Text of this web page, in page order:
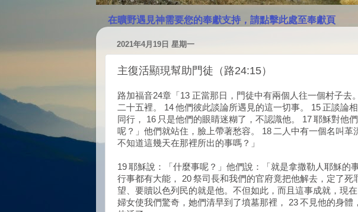
在曠野遇見神需要您的奉獻支持，請點擊此處至奉獻頁
2021年4月19日 星期一
主復活顯現幫助門徒（路24:15）
路加福音24章「13 正當那日，門徒中有兩個人往一個村子去
二十五裡。 14 他們彼此談論所遇見的這一切事。 15 正談論
同行， 16 只是他們的眼睛迷糊了，不認識他。 17 耶穌對他
呢？」他們就站住，臉上帶著愁容。 18 二人中有一個名叫
不知道這幾天在那裡所出的事嗎？」
19 耶穌說：「什麼事呢？」他們說：「就是拿撒勒人耶穌的
行事都有大能， 20 祭司長和我們的官府竟把他解去，定了
望、要贖以色列民的就是他。不但如此，而且這事成就，現
婦女使我們驚奇，她們清早到了墳墓那裡， 23 不見他的身